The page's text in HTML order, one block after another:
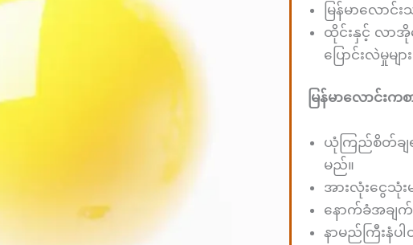
မြန်မာလော
ထိုင်းနှင့် လာအို
ပြောင်းလဲမှုမျ
မြန်မာလောင်းက
ယုံကြည်စိတ်ချရ
မည်။
အားလုံးငွေသုံ
နောက်ခံအချ
နာမည်ကြီးနံပ